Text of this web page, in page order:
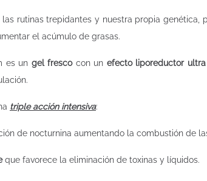
las rutinas trepidantes y nuestra propia
el acúmulo de grasas.
es un gel frescocon un efecto liporeductor
triple acción intensiva:
de nocturnina aumentando la combustión de
que favorece la eliminación de toxinas y líquidos.